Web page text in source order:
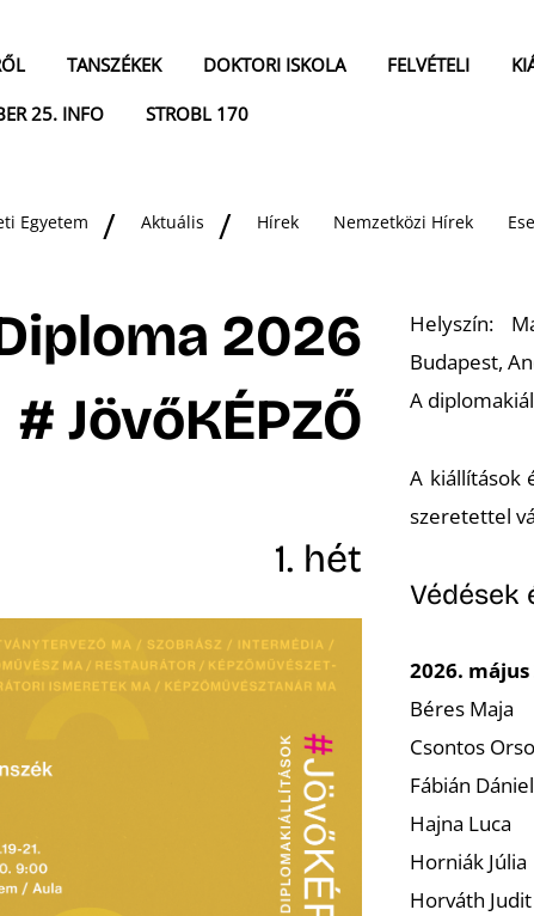
TANSZÉKEK DOKTORI ISKOLA FELVÉTELI
25. INFO STROBL 170
Egyetem Aktuális Hírek Nemzetközi Hírek
2026
# JövőKÉPZŐ
1. hét
Helyszín:
Budapest,
A
A kiállítások
szeretettel
Védések
2026. május
Béres Maja
Csontos
Fábián Dániel
Hajna Luca
Horniák Júlia
Horváth Judit